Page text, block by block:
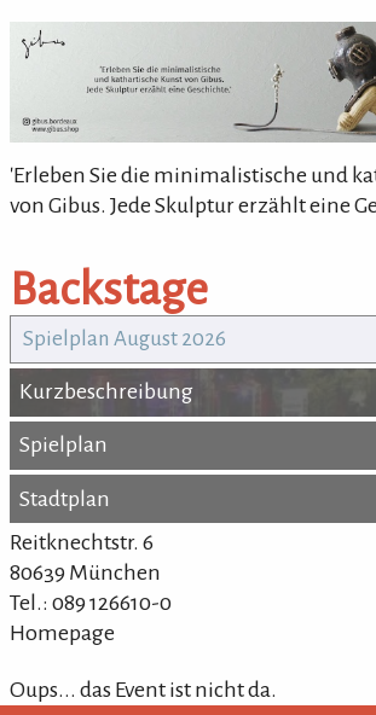
gibus.bordeaux
'Erleben Sie die minimalistische und
von Gibus. Jede Skulptur erzählt eine
Backstage
Spielplan August 2026
Kurzbeschreibung
Kurzbeschreibung
Spielplan
Spielplan
Stadtplan
Stadtplan
Reitknechtstr. 6
80639 München
Tel.: 089 126610-0
Homepage
Oups... das Event ist nicht da.